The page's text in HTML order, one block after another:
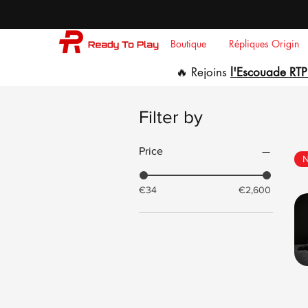
Boutique Répliques Origin
🔥 Rejoins l'Escouade RTP
Filter by
Price
€34 €2,600